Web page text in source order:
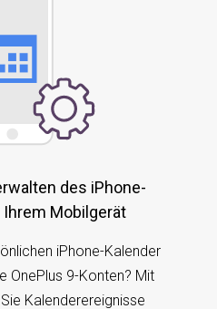
des iPhone-
Mobilgerät
iPhone-Kalender
OnePlus 9-Konten? Mit
Kalenderereignisse